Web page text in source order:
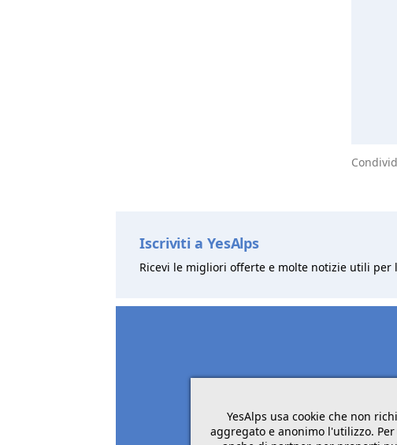
Iscriviti a YesAlps
Ricevi le migliori offerte e molte notizie utili per
YesAlps usa cookie che non
aggregato e anonimo l'utilizzo.